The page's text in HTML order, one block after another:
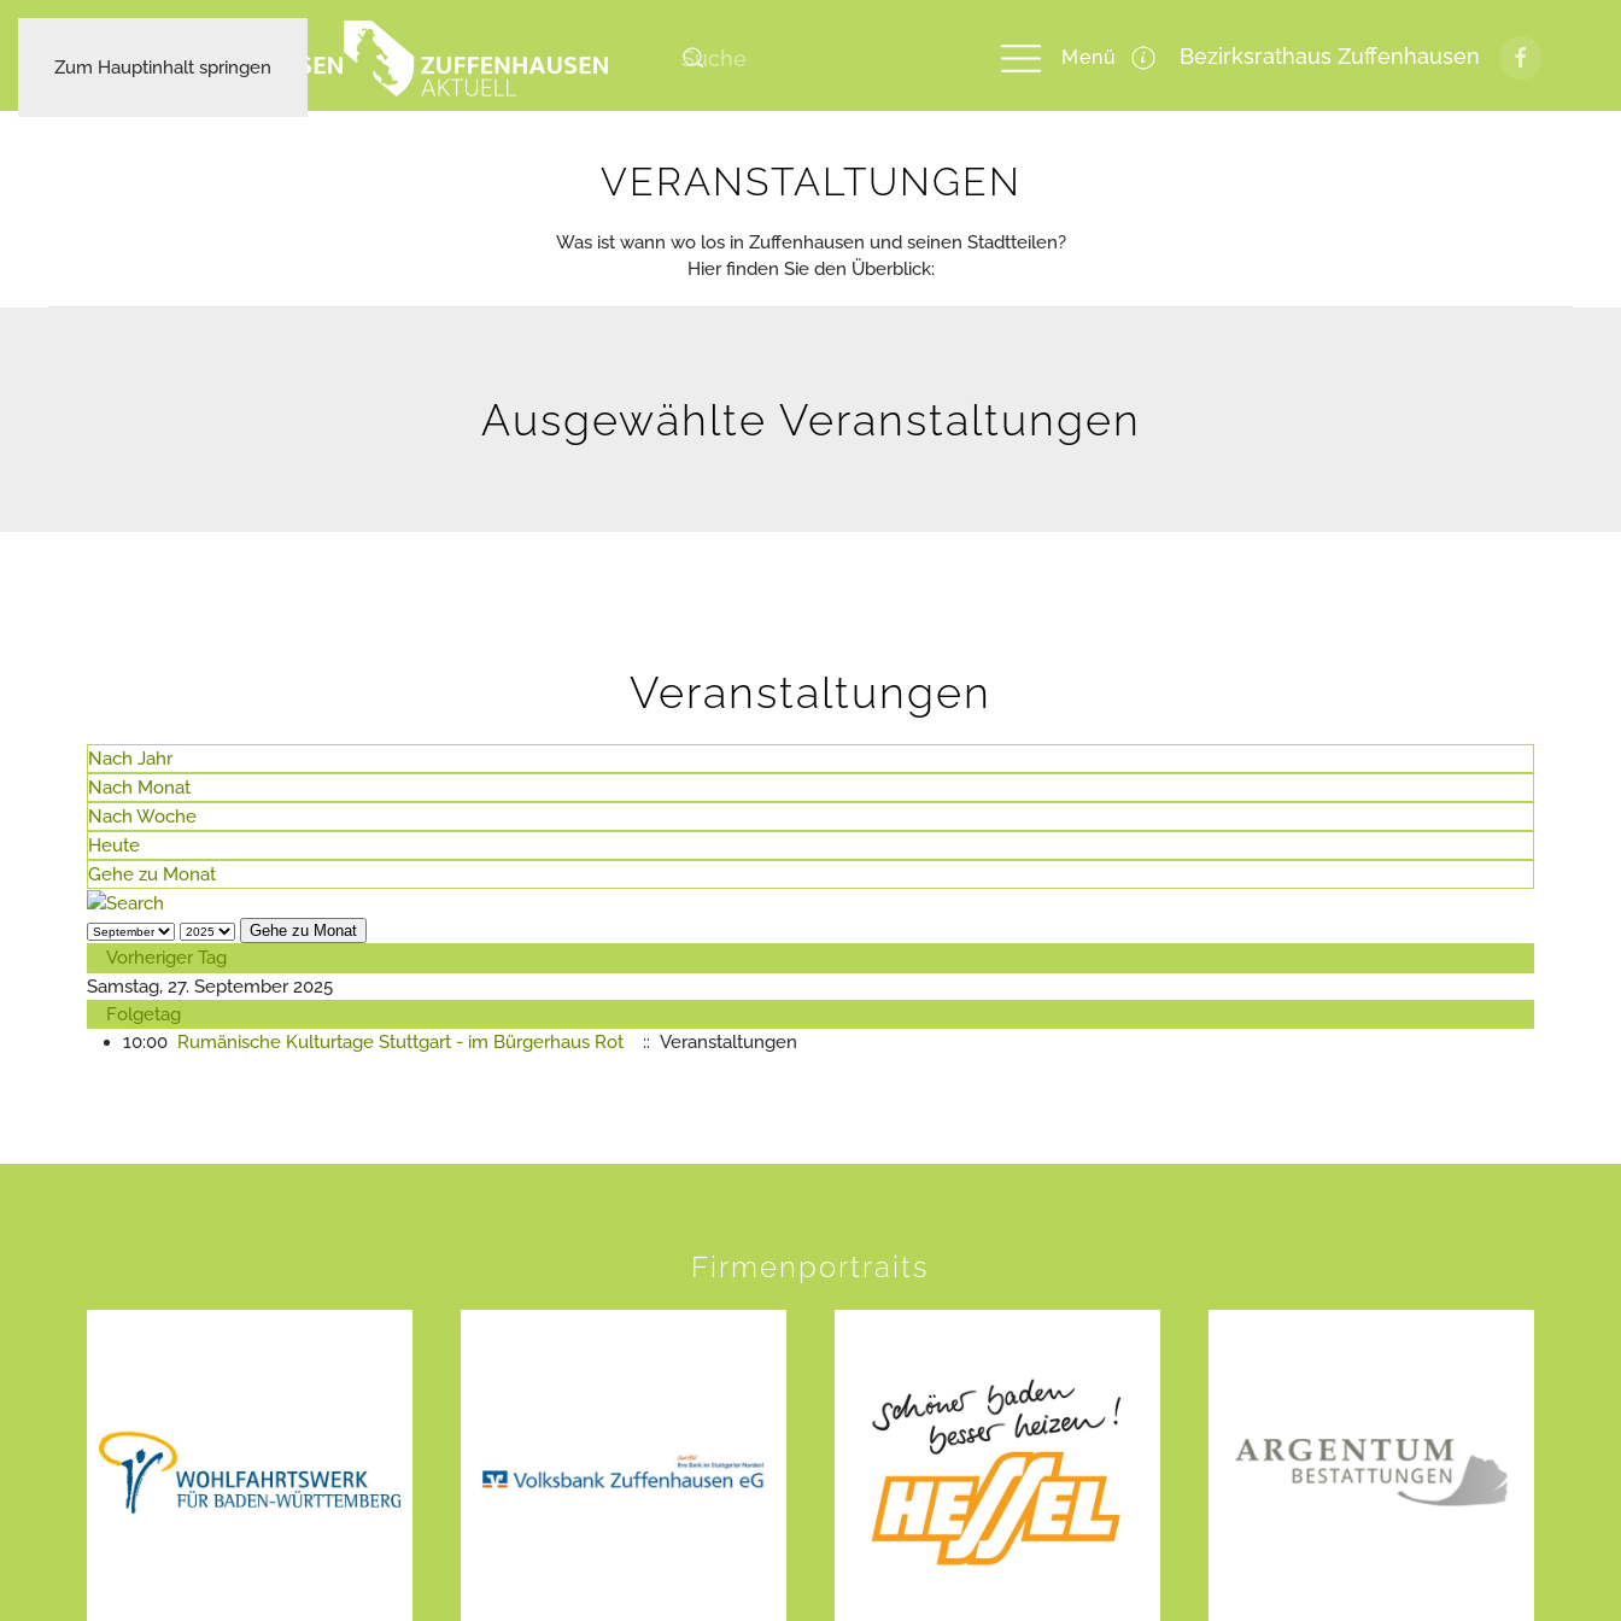
Zum Hauptinhalt springen Menü Bezirksrathaus Zuffenhausen
VERANSTALTUNGEN
Was ist wann wo los in Zuffenhausen und seinen Stadtteilen?
Hier finden Sie den Überblick:
Ausgewählte Veranstaltungen
Veranstaltungen
Nach Jahr
Nach Monat
Nach Woche
Heute
Gehe zu Monat
Gehe zu Monat
Vorheriger Tag
Samstag, 27. September 2025
Folgetag
10:00 Rumänische Kulturtage Stuttgart - im Bürgerhaus Rot :: Veranstaltungen
Firmenportraits